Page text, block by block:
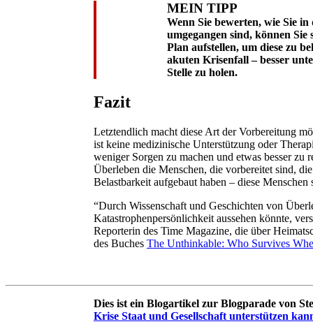
MEIN TIPP
Wenn Sie bewerten, wie Sie
umgegangen sind, können
Plan aufstellen, um diese zu
akuten Krisenfall – besser
Stelle zu holen.
Fazit
Letztendlich macht diese Art der Vorbereitung
ist keine medizinische Unterstützung oder
weniger Sorgen zu machen und etwas besser
Überleben die Menschen, die vorbereitet sind,
Belastbarkeit aufgebaut haben – diese
“Durch Wissenschaft und Geschichten von
Katastrophenpersönlichkeit aussehen könnte,
Reporterin des Time Magazine, die über
des Buches The Unthinkable: Who Survives
Dies ist ein Blogartikel zur Blogparade von
Krise Staat und Gesellschaft unterstützen